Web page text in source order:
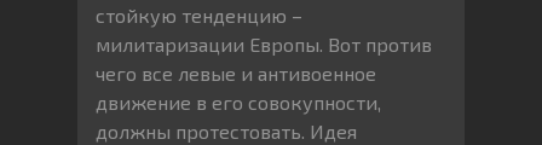
стойкую тенденцию –
милитаризации Европы. Вот против
чего все левые и антивоенное
движение в его совокупности,
должны протестовать. Идея